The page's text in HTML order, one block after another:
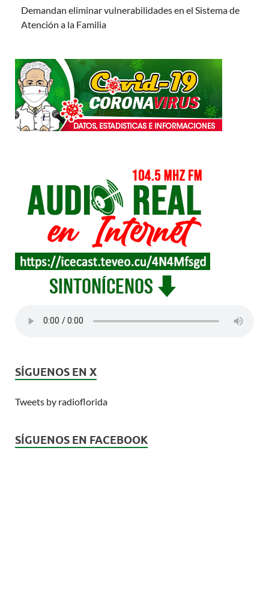
Demandan eliminar vulnerabilidades en el Sistema de
Atención a la Familia
SÍGUENOS EN X
Tweets by radioflorida
SÍGUENOS EN FACEBOOK